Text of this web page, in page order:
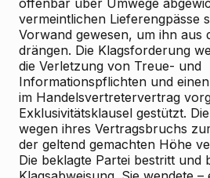
offenbar über Umwege
vermeintlichen Lieferengpässe
Vorwand gewesen, um ihn aus
drängen. Die Klagsforderung
die Verletzung von Treue- und
Informationspflichten und
im Handelsvertretervertrag
Exklusivitätsklausel gestützt.
wegen ihres Vertragsbruchs
der geltend gemachten Höhe
Die beklagte Partei bestritt und